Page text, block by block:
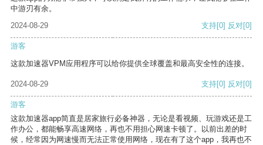
中游刃有余。
2024-08-29
支持[0] 反对[0]
游客
这款加速器VPM应用程序可以给你提供全球覆盖和最高安全性的连接。
2024-08-29 支持[0] 反对[0]
游客
这款加速器app简直是居家旅行必备神器，无论是看视频、玩游戏还是工
作办公，都能畅享高速网络，再也不用担心网速卡顿了。以前出差的时
候，经常因为网速慢而无法正常使用网络，现在有了这个app，我再也不